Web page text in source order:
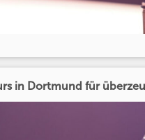
in Dortmund für